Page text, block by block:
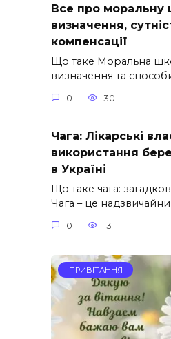
Все про моральну
визначення,
компенсації
Що таке Моральна
визначення та
0 30
Чага: Лікарські
використання
в Україні
Що таке чага:
Чага – це
0 13
ПРИВІТАННЯ